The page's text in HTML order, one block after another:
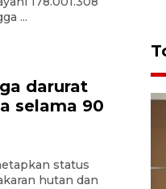
...
darurat
selama 90
status
hutan dan